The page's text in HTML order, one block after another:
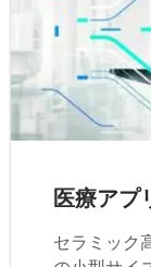
医療アプ
セラミック